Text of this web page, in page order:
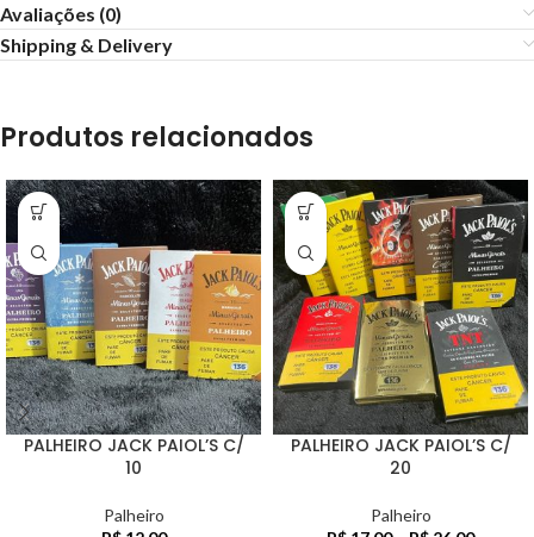
Avaliações (0)
Shipping & Delivery
Produtos relacionados
PALHEIRO JACK PAIOL’S C/
10
Palheiro
PALHEIRO JACK PAIOL’S C/
20
Palheiro